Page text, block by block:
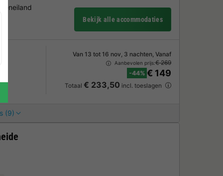
Bekijk alle accommodaties
(9)
Van 13 tot 16 nov, 3 nachten, Vanaf
Aanbevolen prijs:€ 269
-44% € 149
Totaal € 233,50 incl. toeslagen